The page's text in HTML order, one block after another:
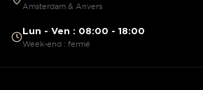
Amsterdam & Anvers
Lun - Ven : 08:00 - 18:00
Week-end : fermé